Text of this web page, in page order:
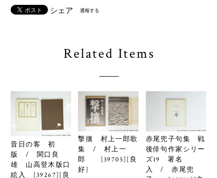
シェア 通報する
Related Items
昔日の客 初
版 / 関口良
雄 山高登木版口
絵入 [39267][良
撃攘 村上一郎歌
集 / 村上一
郎 [39705][良
好]
赤尾兜子句集 戦
後俳句作家シリー
ズ19 署名
入 / 赤尾兜